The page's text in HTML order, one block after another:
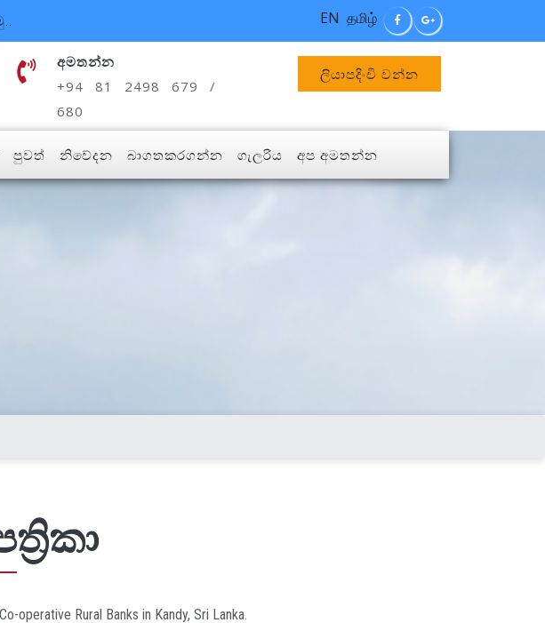
EN தமிழ்
අමතන්න
+94 81 2498 679 /
680
ලියාපදිංචි වන්න
පුවත් නිවේදන බාගතකරගන්න ගැලරිය අප අමතන්න
operative Rural Banks in Kandy, Sri Lanka.